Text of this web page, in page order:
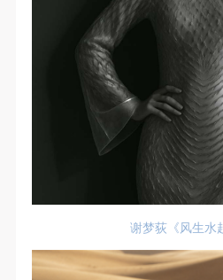
谢梦荻《风生水
活动前，必须事先与自己的家
意，同时知晓并同意本免责声
后，视作其家属也已知晓并同
我已认真阅读上述条款，并且
活动前，必须事先与自己的家
意，同时知晓并同意本免责声
后，视作其家属也已知晓并同
我已认真阅读上述条款，并且
活动前，必须事先与自己的家
意，同时知晓并同意本免责声
后，视作其家属也已知晓并同
我已认真阅读上述条款，并且